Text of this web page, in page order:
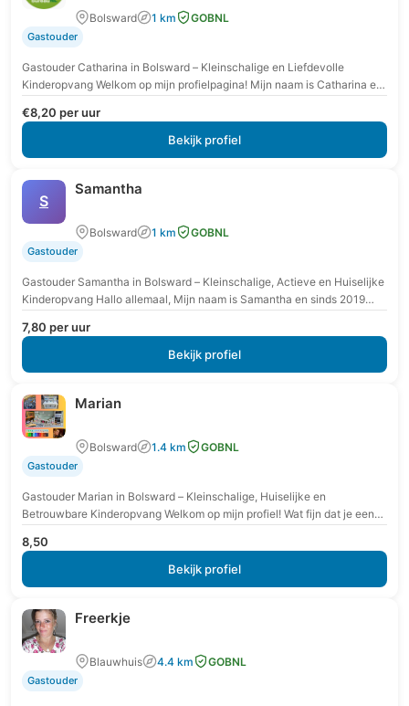
Bolsward 1 km GOBNL
Gastouder
Gastouder Catharina in Bolsward – Kleinschalige en Liefdevolle
Kinderopvang Welkom op mijn profielpagina! Mijn naam is Catharina en
€8,20 per uur
Bekijk profiel
S
Samantha
Bolsward 1 km GOBNL
Gastouder
Gastouder Samantha in Bolsward – Kleinschalige, Actieve en Huiselijke
Kinderopvang Hallo allemaal, Mijn naam is Samantha en sinds 2019
7,80 per uur
Bekijk profiel
Marian
Bolsward 1.4 km GOBNL
Gastouder
Gastouder Marian in Bolsward – Kleinschalige, Huiselijke en
Betrouwbare Kinderopvang Welkom op mijn profiel! Wat fijn dat je een
8,50
Bekijk profiel
Freerkje
Blauwhuis 4.4 km GOBNL
Gastouder